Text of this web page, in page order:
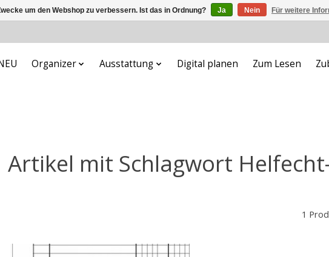
Organizer Ausstattung Digital planen Zum Lesen
Artikel mit Schlagwort
1
um den Webshop zu verbessern. Ist das in Ordnung? Ja Nein Für weitere